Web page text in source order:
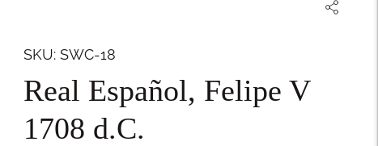
SKU: SWC-18
Real Español, Felipe V
1708 d.C.